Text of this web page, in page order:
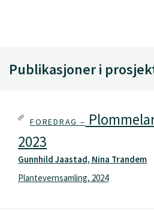
Publikasjoner i
FOREDRAG –
2023
Gunnhild Jaastad, Nina Trandem
Plantevernsamling, 2024